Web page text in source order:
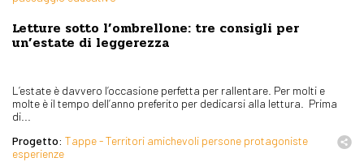
Letture sotto l’ombrellone: tre consigli per
un’estate di leggerezza
L’estate è davvero l’occasione perfetta per rallentare. Per molti e
molte è il tempo dell’anno preferito per dedicarsi alla lettura. Prima
di...
Progetto: Tappe - Territori amichevoli persone protagoniste
esperienze